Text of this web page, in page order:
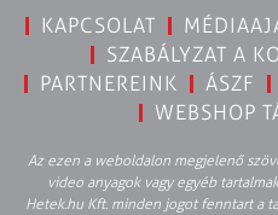
KAPCSOLAT
SZABÁLYZAT A
PARTNEREINK
ÁSZF
WEBSHOP
Az ezen a weboldalon megjelenő
video anyagok vagy egyéb
Hetek.hu Kft. minden jogot fenntart a